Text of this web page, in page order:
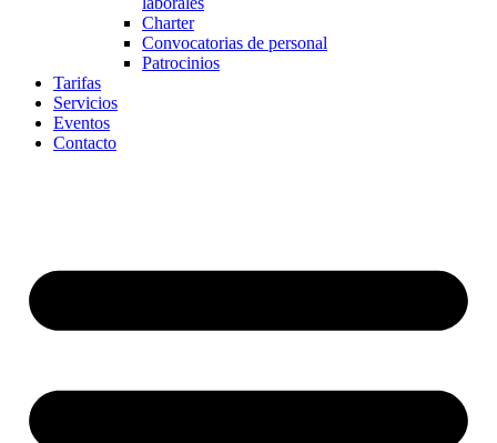
Charter
Convocatorias de personal
Patrocinios
Tarifas
Servicios
Eventos
Contacto